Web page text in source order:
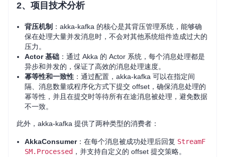
2、项目技术分析
背压机制 ：akka-kafka 的核心是其背压管理系统，能够确
保在处理大量并发消息时，不会对其他系统组件造成过大的
压力。
Actor 基础 ：通过 Akka 的 Actor 系统，每个消息处理都是
异步和并发的，保证了高效的消息处理速度。
幂等性和一致性 ：通过配置，akka-kafka 可以在指定间
隔、消息数量或程序化方式下提交 offset，确保消息处理的
幂等性，并且在提交时等待所有在途消息被处理，避免数据
不一致。
此外，akka-kafka 提供了两种类型的消费者：
AkkaConsumer：在每个消息被成功处理后回复 StreamF
SM.Processed ，并支持自定义的 offset 提交策略。